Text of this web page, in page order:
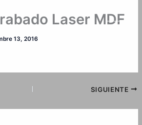
Laser MDF
13, 2016
SIGUIENTE